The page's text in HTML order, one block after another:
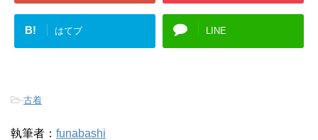
B! はてブ LINE
-古着
執筆者： funabashi